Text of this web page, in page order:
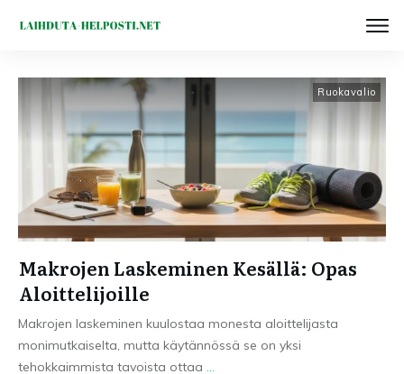
Ruokavalio
Makrojen Laskeminen Kesällä: Opas
Aloittelijoille
Makrojen laskeminen kuulostaa monesta aloittelijasta
monimutkaiselta, mutta käytännössä se on yksi
tehokkaimmista tavoista ottaa ...